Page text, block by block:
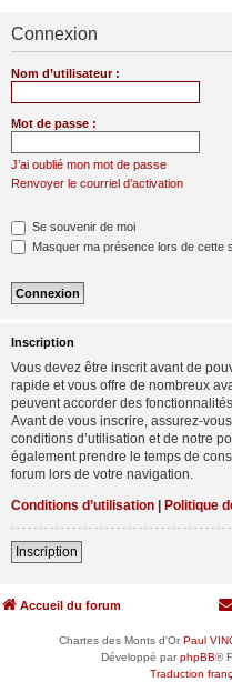
Connexion
Nom d’utilisateur :
Mot de passe :
J’ai oublié mon mot de passe
Renvoyer le courriel d’activation
Se souvenir de moi
Masquer ma présence lors de cette
Inscription
Vous devez être inscrit avant de
rapide et vous offre de nombreux
peuvent accorder des
Avant de vous inscrire, assurez-
conditions d’utilisation et de notre
également prendre le temps de
forum lors de votre navigation.
Conditions d’utilisation | Politique
Inscription
Accueil du forum
Chartes des Monts d'OrPaul
Développé parphpBB®
Traduction